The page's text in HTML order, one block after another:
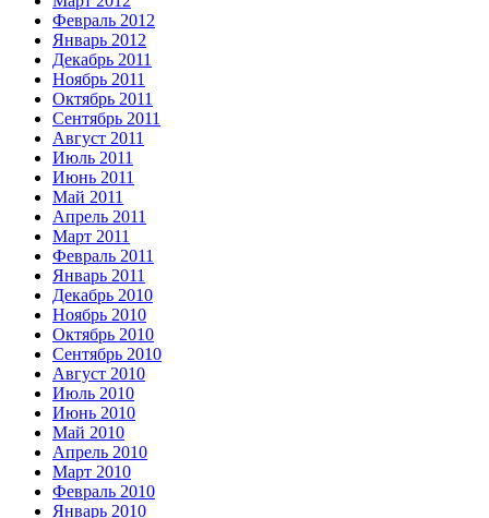
Февраль 2012
Январь 2012
Декабрь 2011
Ноябрь 2011
Октябрь 2011
Сентябрь 2011
Август 2011
Июль 2011
Июнь 2011
Май 2011
Апрель 2011
Март 2011
Февраль 2011
Январь 2011
Декабрь 2010
Ноябрь 2010
Октябрь 2010
Сентябрь 2010
Август 2010
Июль 2010
Июнь 2010
Май 2010
Апрель 2010
Март 2010
Февраль 2010
Январь 2010